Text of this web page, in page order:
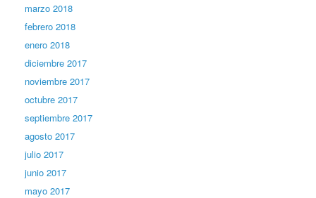
marzo 2018
febrero 2018
enero 2018
diciembre 2017
noviembre 2017
octubre 2017
septiembre 2017
agosto 2017
julio 2017
junio 2017
mayo 2017